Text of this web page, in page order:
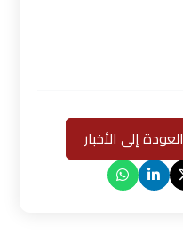
العودة إلى الأخبار